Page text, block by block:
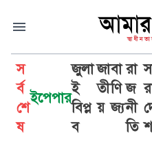
স
র্ব
শে
ষ
ইপেপার
জুলা
ই
বিপ্ল
ব
জা
তী
য়
বা
ণি
জ্য
রা
জ
নী
তি